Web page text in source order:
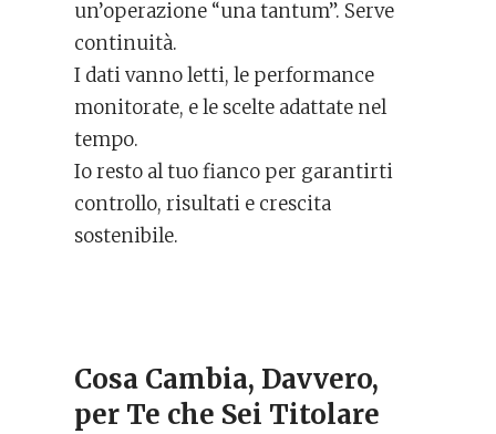
un’operazione “una tantum”. Serve
continuità.
I dati vanno letti, le performance
monitorate, e le scelte adattate nel
tempo.
Io resto al tuo fianco per garantirti
controllo, risultati e crescita
sostenibile.
Cosa Cambia, Davvero,
per Te che Sei Titolare